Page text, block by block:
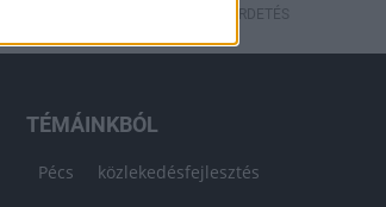
HÍRDETÉS
TÉMÁINKBÓL
Pécs közlekedésfejlesztés